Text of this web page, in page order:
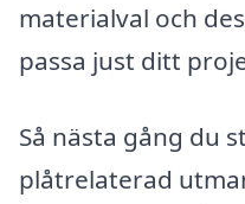
materialval och
passa just ditt
Så nästa gång du
plåtrelaterad